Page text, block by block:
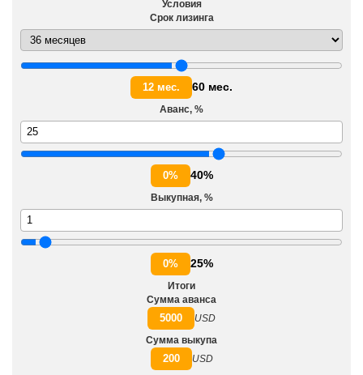
Условия
Срок лизинга
12 мес. 60 мес.
Аванс, %
0% 40%
Выкупная, %
0% 25%
Итоги
Сумма аванса
5000
USD
Сумма выкупа
200 USD